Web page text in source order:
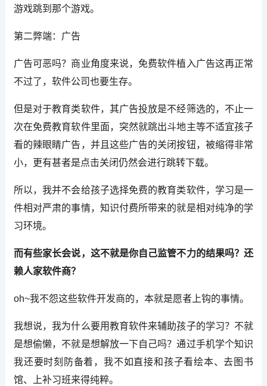
游戏跳到那个游戏。
第二弊端：广告
广告可恶吗？商业角度来说，免费软件植入广告这再正常
不过了，软件公司也要生存。
但是对于教育类软件，其广告投放是不经筛选的，不止一
次在免费教育软件里面，突然就跳出斗地主等不适宜孩子
看的辣眼睛广告，并且这些广告的关闭按钮，被缩得非常
小，更有甚者是点击关闭仍然会进行跳转下载。
所以，我并不会给孩子选择免费的教育类软件，学习是一
件相对严肃的事情，知识付费所带来的就是相对纯净的学
习环境。
而有些家长会说，这不就是你自己监管不力的结果吗？还
赖人家软件商？
oh~我不怨这些软件开发商的，本就是愿者上钩的事情。
我想说，我为什么要用教育软件来辅助孩子的学习？不就
是想偷懒，不就是想解放一下自己吗？通过手机学个知识
我还要时刻防备着，我不如直接和孩子看绘本、去图书
馆、上补习班来得纯粹。